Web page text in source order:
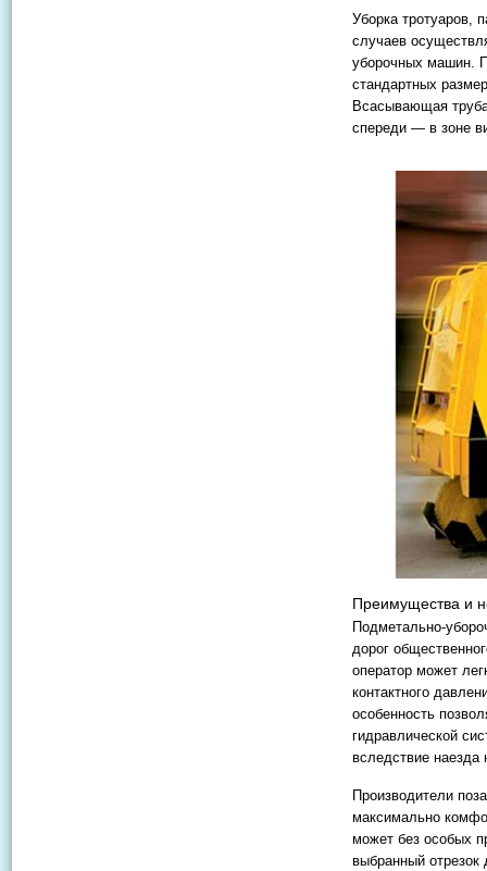
Уборка тротуаров,
случаев
уборочных машин.
стандартных
Всасывающая
спереди — в зоне
Преимущества и
Подметально-
дорог
оператор может
контактного
особенность
гидравлической
вследствие наезда
Производители
максимально
может без особых
выбранный отрезок